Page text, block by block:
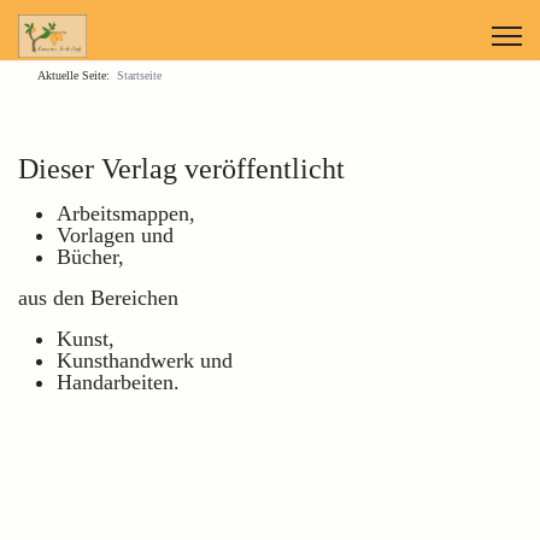
Aktuelle Seite: Startseite
Dieser Verlag veröffentlicht
Arbeitsmappen,
Vorlagen und
Bücher,
aus den Bereichen
Kunst,
Kunsthandwerk und
Handarbeiten.